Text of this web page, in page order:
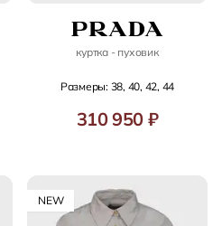
куртка - пуховик
Размеры: 38, 40, 42, 44
310 950 ₽
NEW